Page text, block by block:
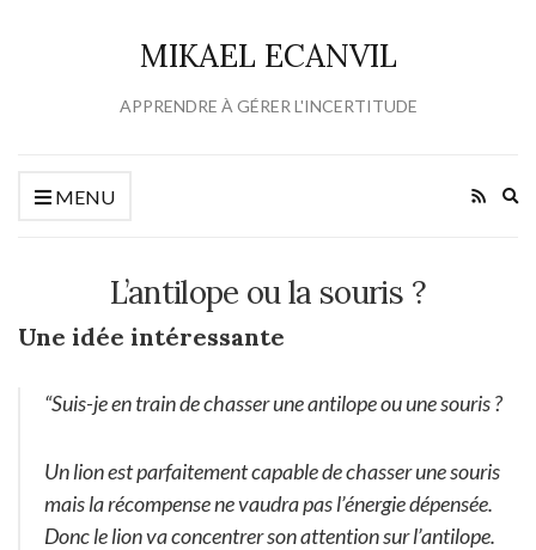
MIKAEL ECANVIL
APPRENDRE À GÉRER L'INCERTITUDE
MENU
L’antilope ou la souris ?
Une idée intéressante
“Suis-je en train de chasser une antilope ou une souris?
Un lion est parfaitement capable de chasser une souris
mais la récompense ne vaudra pas l’énergie dépensée.
Donc le lion va concentrer son attention sur l’antilope.